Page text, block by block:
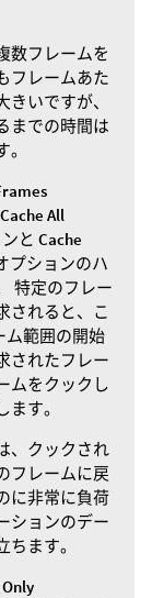
数フレームを
フレームあた
きいですが、
までの時間は
All
と Cache
プションのハ
特定のフレー
されると、こ
ム範囲の開始
されたフレー
ムをクックし
す。
、クックされ
フレームに戻
に非常に負荷
ションのデー
ます。